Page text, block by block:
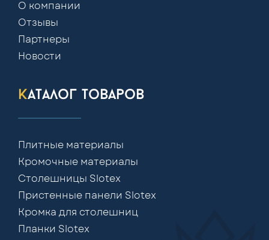
О компании
Отзывы
Партнеры
Новости
каталог товаров
Плитные материалы
Кромочные материалы
Столешницы Slotex
Пристенные панели Slotex
Кромка для столешниц
Планки Slotex